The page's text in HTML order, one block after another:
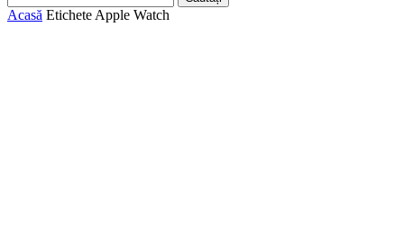
Acasă Etichete Apple Watch